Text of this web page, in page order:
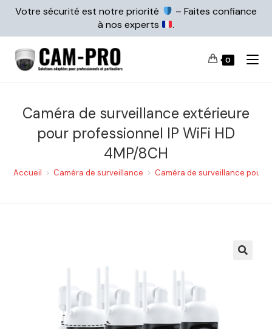
Votre sécurité est notre priorité
– Faites confiance
à nos experts
.
0
Caméra de surveillance extérieure
pour professionnel IP WiFi HD
4MP/8CH
Accueil > Caméra de surveillance > Caméra de surveillance pour